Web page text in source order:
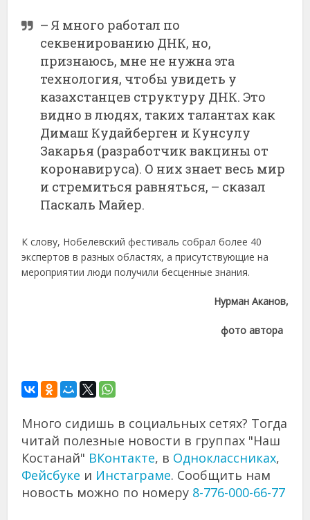
– Я много работал по
секвенированию ДНК, но,
признаюсь, мне не нужна эта
технология, чтобы увидеть у
казахстанцев структуру ДНК. Это
видно в людях, таких талантах как
Димаш Кудайберген и Кунсулу
Закарья (разработчик вакцины от
коронавируса). О них знает весь мир
и стремиться равняться, – сказал
Паскаль Майер.
К слову, Нобелевский фестиваль собрал более 40
экспертов в разных областях, а присутствующие на
мероприятии люди получили бесценные знания.
Нурман Аканов,
фото автора
Много сидишь в социальных сетях? Тогда
читай полезные новости в группах "Наш
Костанай" ВКонтакте, в Одноклассниках,
Фейсбуке и Инстаграме. Сообщить нам
новость можно по номеру 8-776-000-66-77